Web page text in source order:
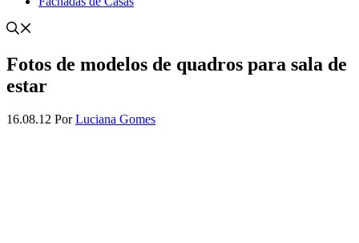
Fotos de modelos de quadros para sala de
estar
16.08.12 PorLuciana Gomes